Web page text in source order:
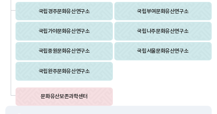
국립경주문화유산연구소 국립부여문화유산연구소
국립가야문화유산연구소 국립나주문화유산연구소
국립중원문화유산연구소 국립서울문화유산연구소
국립완주문화유산연구소
문화유산보존과학센터